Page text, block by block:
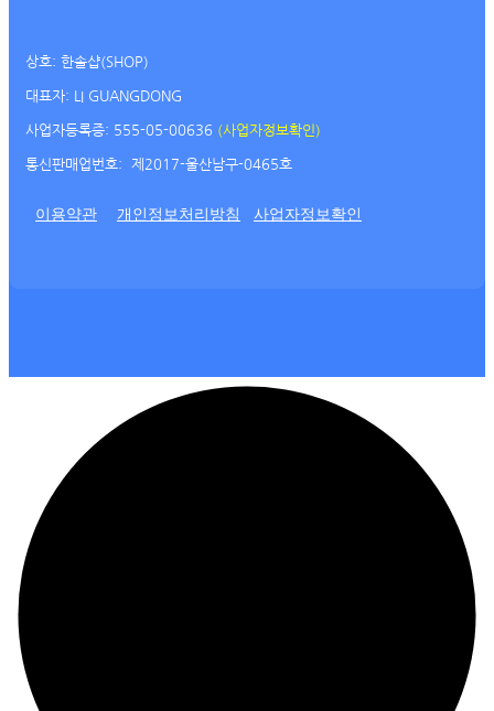
상호: 한솔샵(SHOP)
대표자: LI GUANGDONG
사업자등록증: 555-05-00636 (사업자정보확인)
통신판매업번호: 제2017-울산남구-0465호
이용약관 개인정보처리방침 사업자정보확인